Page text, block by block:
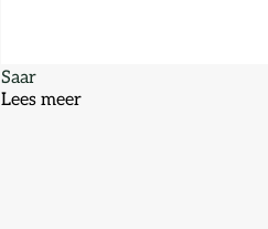
Saar
Lees meer